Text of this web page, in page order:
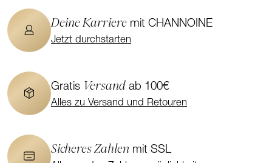
Deine Karriere mit CHANNOINE
Jetzt durchstarten
Gratis Versand ab 100€
Alles zu Versand und Retouren
Sicheres Zahlen mit SSL